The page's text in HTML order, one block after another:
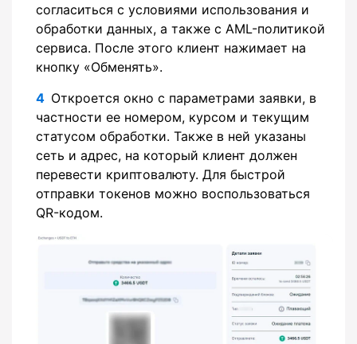
согласиться с условиями использования и
обработки данных, а также с AML-политикой
сервиса. После этого клиент нажимает на
кнопку «Обменять».
Откроется окно с параметрами заявки, в
частности ее номером, курсом и текущим
статусом обработки. Также в ней указаны
сеть и адрес, на который клиент должен
перевести криптовалюту. Для быстрой
отправки токенов можно воспользоваться
QR-кодом.